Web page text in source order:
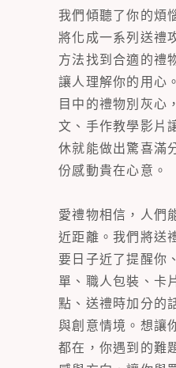
我們傾聽了你的煩
將化成一系列送禮
方法找到合適的禮
讓人理解你的用心
目中的禮物別灰心
文、手作教學影片
休就能做出驚喜滿
份感動貴在心意。
愛禮物相信，人們
近距離。我們將送
要日子近了提醒你
單、職人包裝、卡
點、送禮時加分的
與創意情境。想讓
都在，你遇到的難